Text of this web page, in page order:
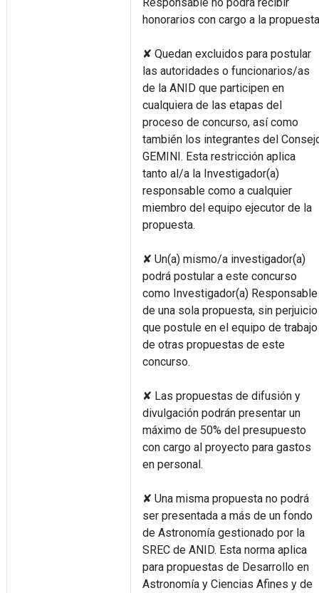
honorarios con cargo a la
✘ Quedan excluidos para postular
las autoridades o funcionarios/as
de la ANID que participen en
cualquiera de las etapas del
proceso de concurso, así como
también los integrantes del
GEMINI. Esta restricción aplica
tanto al/a la Investigador(a)
responsable como a cualquier
miembro del equipo ejecutor de la
propuesta.
✘ Un(a) mismo/a investigador(a)
podrá postular a este concurso
como Investigador(a) Responsable
de una sola propuesta, sin perjuicio
que postule en el equipo de trabajo
de otras propuestas de este
concurso.
✘ Las propuestas de difusión y
divulgación podrán presentar un
máximo de 50% del presupuesto
con cargo al proyecto para gastos
en personal.
✘ Una misma propuesta no podrá
ser presentada a más de un fondo
de Astronomía gestionado por la
SREC de ANID. Esta norma aplica
para propuestas de Desarrollo en
Astronomía y Ciencias Afines y de